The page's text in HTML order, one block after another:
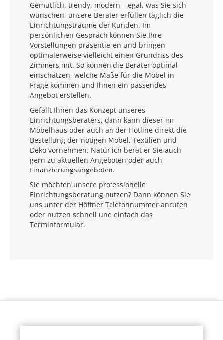
Gemütlich, trendy, modern – egal, was Sie sich
wünschen, unsere Berater erfüllen täglich die
Einrichtungsträume der Kunden. Im
persönlichen Gespräch können Sie Ihre
Vorstellungen präsentieren und bringen
optimalerweise vielleicht einen Grundriss des
Zimmers mit. So können die Berater optimal
einschätzen, welche Maße für die Möbel in
Frage kommen und Ihnen ein passendes
Angebot erstellen.
Gefällt Ihnen das Konzept unseres
Einrichtungsberaters, dann kann dieser im
Möbelhaus oder auch an der Hotline direkt die
Bestellung der nötigen Möbel, Textilien und
Deko vornehmen. Natürlich berät er Sie auch
gern zu aktuellen Angeboten oder auch
Finanzierungsangeboten.
Sie möchten unsere professionelle
Einrichtungsberatung nutzen? Dann können Sie
uns unter der Höffner Telefonnummer anrufen
oder nutzen schnell und einfach das
Terminformular.